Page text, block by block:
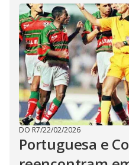
DO R7/22/02/2026
Portuguesa e